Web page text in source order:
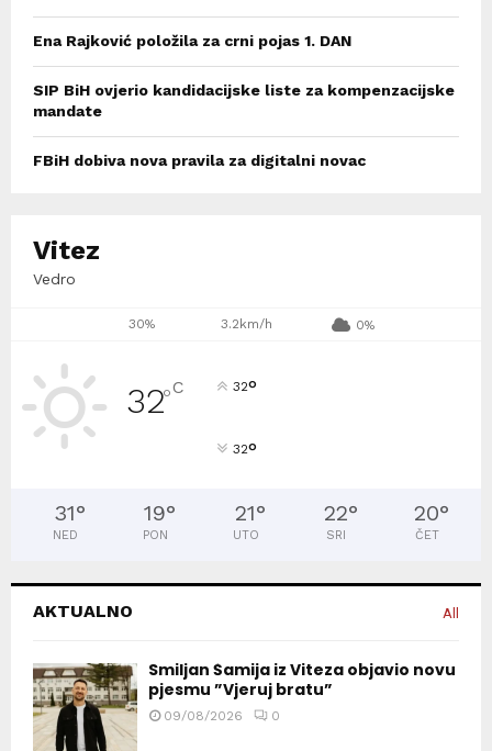
Ena Rajković položila za crni pojas 1. DAN
SIP BiH ovjerio kandidacijske liste za kompenzacijske
mandate
FBiH dobiva nova pravila za digitalni novac
Vitez
Vedro
30% 3.2km/h 0%
32°C 32°
32°
31°
NED
19°
PON
21°
UTO
22°
SRI
20°
ČET
AKTUALNO All
Smiljan Šamija iz Viteza objavio novu
pjesmu ”Vjeruj bratu”
09/08/2026 0